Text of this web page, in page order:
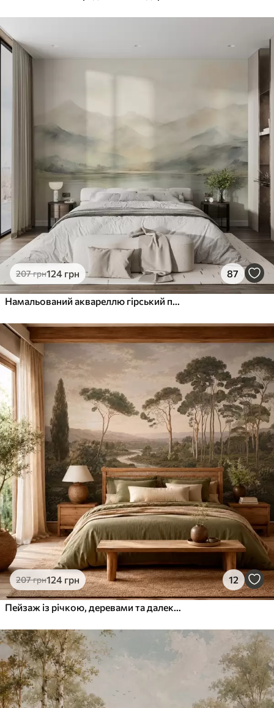
207грн124 грн 87
Намальований аквареллю гірський пейзаж
207грн124 грн 12
Пейзаж із річкою, деревами та далекими пагорбами